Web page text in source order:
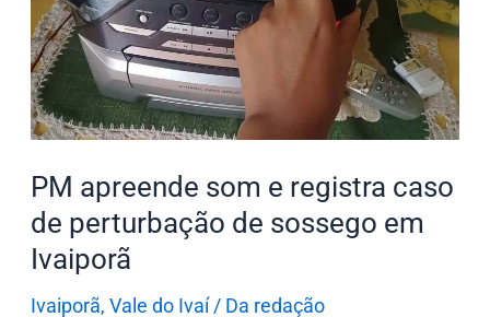
PM apreende som e registra caso
de perturbação de sossego em
Ivaiporã
Ivaiporã, Vale do Ivaí/ Da redação
registra
caso
de
perturbação
sossego
em
Ivaiporã